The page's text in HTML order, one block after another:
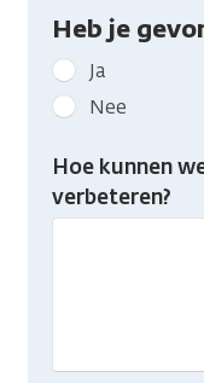
Heb je
Geef
kanker.nl
feedback:
Heb
gevonden
Ja
Nee
Hoe kunnen
verbeteren?